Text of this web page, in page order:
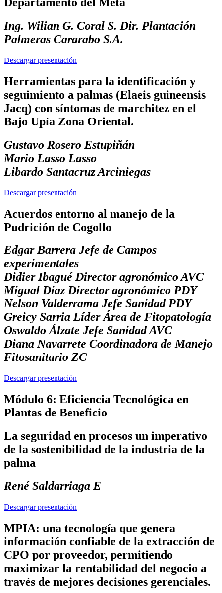
Ing. Wilian G. Coral S. Dir. Plantación
Palmeras Cararabo S.A.
Descargar presentación
Herramientas para la identificación y
seguimiento a palmas (Elaeis guineensis
Jacq) con síntomas de marchitez en el
Bajo Upía Zona Oriental.
Gustavo Rosero Estupiñán
Mario Lasso Lasso
Libardo Santacruz Arciniegas
Descargar presentación
Acuerdos entorno al manejo de la
Pudrición de Cogollo
Edgar Barrera Jefe de Campos
experimentales
Didier Ibagué Director agronómico AVC
Migual Diaz Director agronómico PDY
Nelson Valderrama Jefe Sanidad PDY
Greicy Sarria Líder Área de Fitopatología
Oswaldo Álzate Jefe Sanidad AVC
Diana Navarrete Coordinadora de Manejo
Fitosanitario ZC
Descargar presentación
Módulo 6: Eficiencia Tecnológica en
Plantas de Beneficio
La seguridad en procesos un imperativo
de la sostenibilidad de la industria de la
palma
René Saldarriaga E
Descargar presentación
MPIA: una tecnología que genera
información confiable de la extracción de
CPO por proveedor, permitiendo
maximizar la rentabilidad del negocio a
través de mejores decisiones gerenciales.